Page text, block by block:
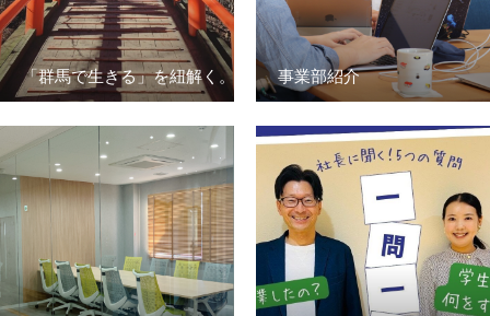
採用トップ
新卒採用
企業情報
おすすめコンテンツ
求人情報
「群馬で生きる」を紐解く。 事業部紹介